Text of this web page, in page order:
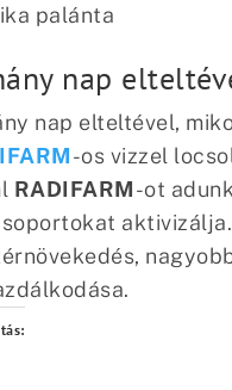
palánta
nap
nap elteltével,
-os vizzel
RADIFARM-ot